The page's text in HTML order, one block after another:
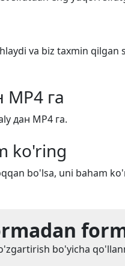
va biz taxmin qilgan
га
дан MP4 га.
ko'ring
bo'lsa, uni baham
bo'yicha